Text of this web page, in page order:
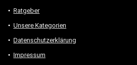
Ratgeber
Unsere Kategorien
Datenschutzerklärung
Impressum